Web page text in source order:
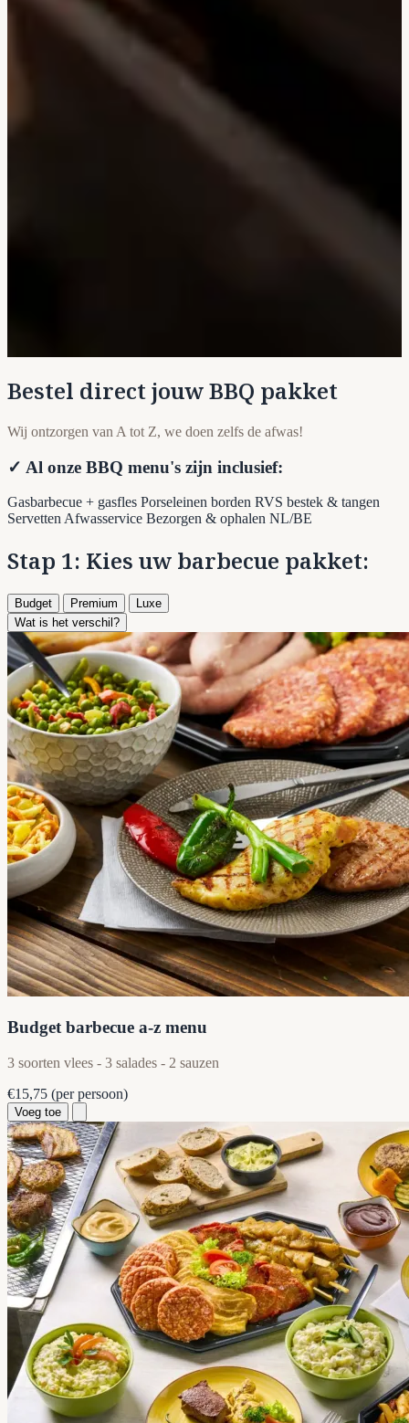
Bestel direct jouw BBQ pakket
Wij ontzorgen van A tot Z, we doen zelfs de afwas!
✓ Al onze BBQ menu's zijn inclusief:
Gasbarbecue + gasfles Porseleinen borden RVS bestek & tangen
ServettenAfwasservice Bezorgen & ophalen NL/BE
Stap 1: Kies uw barbecue pakket:
Budget Premium
Luxe
Wat is het verschil?
Budget barbecue a-z menu
3 soorten vlees - 3 salades - 2 sauzen
€15,75 (per persoon)
Voeg toe